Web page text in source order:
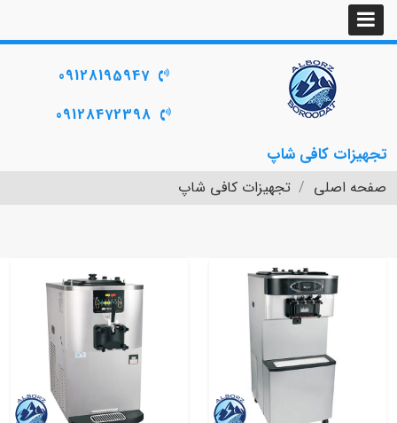
تجهیزات کافی شاپ
09128195947
09128472398
صفحه اصلی تجهیزات کافی شاپ